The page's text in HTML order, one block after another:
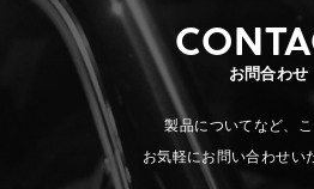
お問合わせ
製品についてなど、こ
お気軽にお問い合わせい